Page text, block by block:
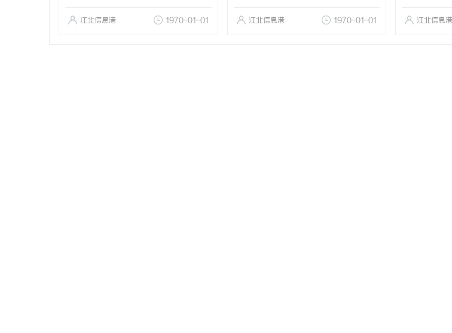
江北信息港 1970-01-01 江北信息港 1970-01-01 江北信息港